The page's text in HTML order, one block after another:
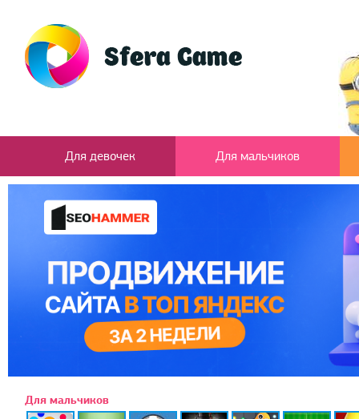
Для девочек Для мальчиков
Для мальчиков